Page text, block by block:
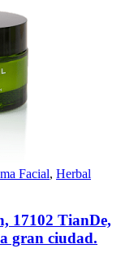
Facial, Herbal
17102 TianDe,
gran ciudad.